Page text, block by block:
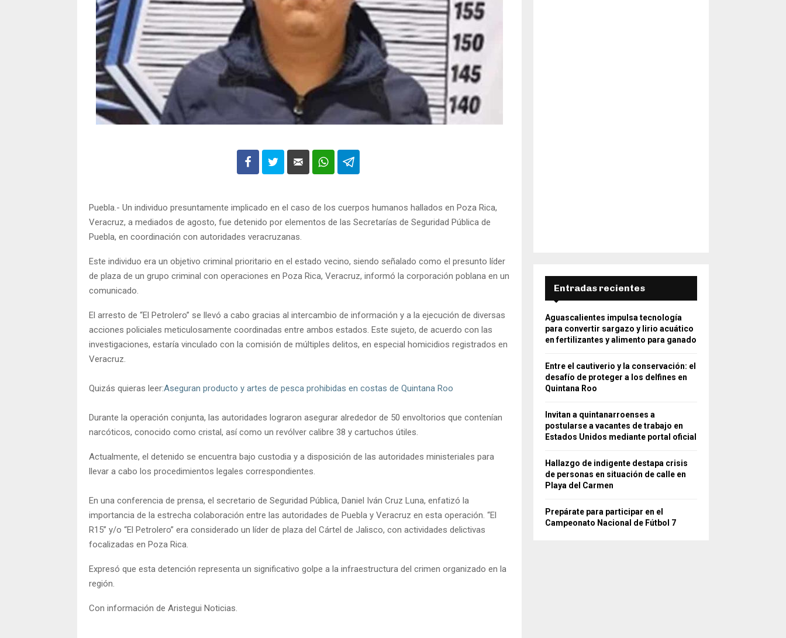
Puebla.- Un individuo presuntamente implicado en el caso de los cuerpos humanos hallados en Poza Rica,
Veracruz, a mediados de agosto, fue detenido por elementos de las Secretarías de Seguridad Pública de
Puebla, en coordinación con autoridades veracruzanas.
Este individuo era un objetivo criminal prioritario en el estado vecino, siendo señalado como el presunto líder
de plaza de un grupo criminal con operaciones en Poza Rica, Veracruz, informó la corporación poblana en un
comunicado.
El arresto de “El Petrolero” se llevó a cabo gracias al intercambio de información y a la ejecución de diversas
acciones policiales meticulosamente coordinadas entre ambos estados. Este sujeto, de acuerdo con las
investigaciones, estaría vinculado con la comisión de múltiples delitos, en especial homicidios registrados en
Veracruz.
Quizás quieras leer:Aseguran producto y artes de pesca prohibidas en costas de Quintana Roo
Durante la operación conjunta, las autoridades lograron asegurar alrededor de 50 envoltorios que contenían
narcóticos, conocido como cristal, así como un revólver calibre 38 y cartuchos útiles.
Actualmente, el detenido se encuentra bajo custodia y a disposición de las autoridades ministeriales para
llevar a cabo los procedimientos legales correspondientes.
En una conferencia de prensa, el secretario de Seguridad Pública, Daniel Iván Cruz Luna, enfatizó la
importancia de la estrecha colaboración entre las autoridades de Puebla y Veracruz en esta operación. “El
R15” y/o “El Petrolero” era considerado un líder de plaza del Cártel de Jalisco, con actividades delictivas
focalizadas en Poza Rica.
Expresó que esta detención representa un significativo golpe a la infraestructura del crimen organizado en la
región.
Con información de Aristegui Noticias.
Entradas recientes
Aguascalientes impulsa tecnología
para convertir sargazo y lirio acuático
en fertilizantes y alimento para ganado
Entre el cautiverio y la conservación: el
desafío de proteger a los delfines en
Quintana Roo
Invitan a quintanarroenses a
postularse a vacantes de trabajo en
Estados Unidos mediante portal oficial
Hallazgo de indigente destapa crisis
de personas en situación de calle en
Playa del Carmen
Prepárate para participar en el
Campeonato Nacional de Fútbol 7